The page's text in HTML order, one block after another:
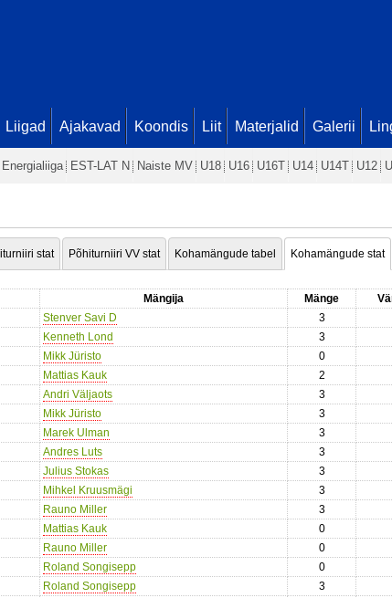
Liigad Ajakavad Koondis Liit Materjalid Galerii
Energialiiga EST-LAT N Naiste MV U18 U16 U16T U14 U14T U12
stat Põhiturniiri VV stat Kohamängude tabel Kohamängude stat
Mängija Mänge
Stenver Savi D 3
Kenneth Lond 3
Mikk Jüristo 0
Mattias Kauk 2
Andri Väljaots 3
Mikk Jüristo 3
Marek Ulman 3
Andres Luts 3
Julius Stokas 3
Mihkel Kruusmägi 3
Rauno Miller 3
Mattias Kauk 0
Rauno Miller 0
Roland Songisepp 0
Roland Songisepp 3